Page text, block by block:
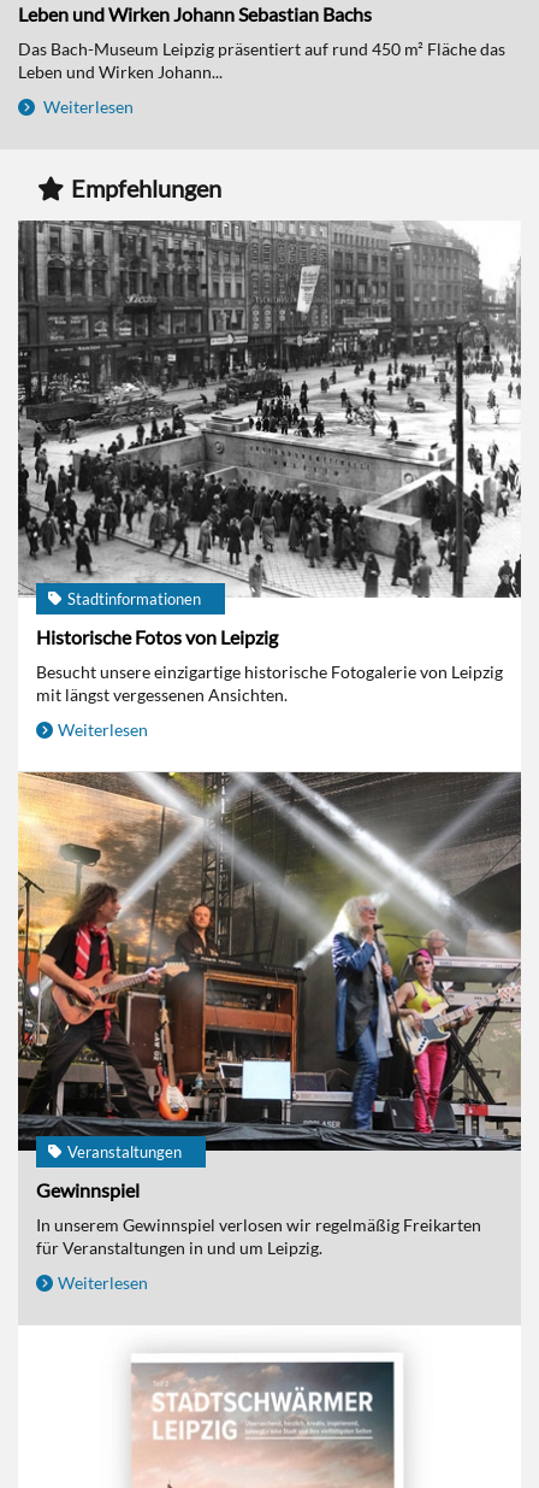
Leben und Wirken Johann Sebastian Bachs
Das Bach-Museum Leipzig präsentiert auf rund 450 m² Fläche das
Leben und Wirken Johann...
Weiterlesen
Empfehlungen
Stadtinformationen
Historische Fotos von Leipzig
Besucht unsere einzigartige historische Fotogalerie von Leipzig
mit längst vergessenen Ansichten.
Weiterlesen
Veranstaltungen
Gewinnspiel
In unserem Gewinnspiel verlosen wir regelmäßig Freikarten
für Veranstaltungen in und um Leipzig.
Weiterlesen